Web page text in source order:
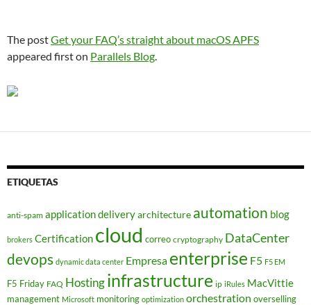
The postGet your FAQ’s straight about macOS APFS
appeared first on Parallels Blog.
ETIQUETAS
anti-spam application deliveryarchitecture automation blog
brokers Certification cloud correo cryptography DataCenter
devops dynamic data center Empresa enterprise F5 F5 EM
F5 Friday FAQ Hostinginfrastructure ip iRules MacVittie
management Microsoft monitoring optimization orchestration overselling